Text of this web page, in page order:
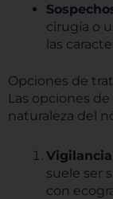
cirugía o
las
Opciones de
Las opciones
naturaleza del
suele ser
con